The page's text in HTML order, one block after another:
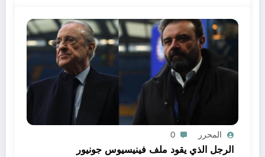
المحرر 0
الرجل الذي يقود ملف فينيسيوس جونيور